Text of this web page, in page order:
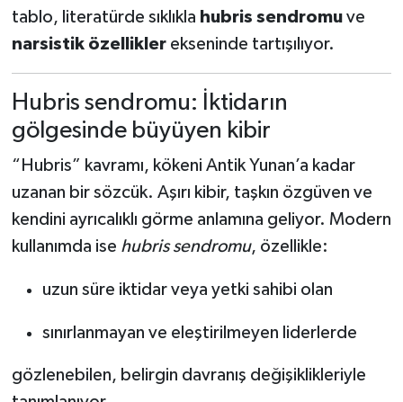
tablo, literatürde sıklıkla hubris sendromuve
narsistik özelliklerekseninde tartışılıyor.
Hubris sendromu: İktidarın
gölgesinde büyüyen kibir
“Hubris” kavramı, kökeni Antik Yunan’a kadar
uzanan bir sözcük. Aşırı kibir, taşkın özgüven ve
kendini ayrıcalıklı görme anlamına geliyor. Modern
kullanımda ise hubris sendromu, özellikle:
uzun süre iktidar veya yetki sahibi olan
sınırlanmayan ve eleştirilmeyen liderlerde
gözlenebilen, belirgin davranış değişiklikleriyle